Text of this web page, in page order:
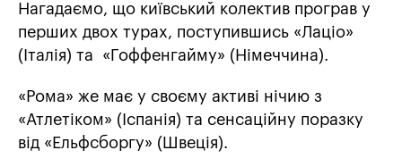
Нагадаємо, що київський колектив програв у
перших двох турах, поступившись «Лаціо»
(Італія) та «Гоффенгайму» (Німеччина).
«Рома» же має у своєму активі нічию з
«Атлетіком» (Іспанія) та сенсаційну поразку
від «Ельфсборгу» (Швеція).